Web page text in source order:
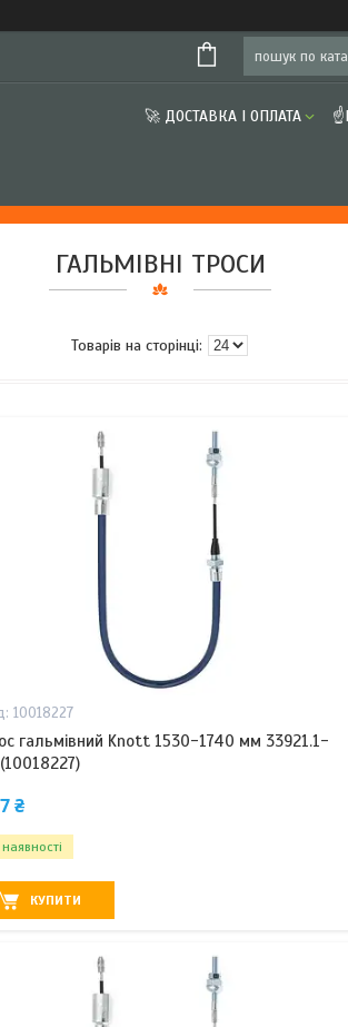
🚀 ДОСТАВКА І ОПЛАТА
ГАЛЬМІВНІ ТРОСИ
10018227
гальмівний Knott 1530-1740 мм 33921.1-
₴
КУПИТИ